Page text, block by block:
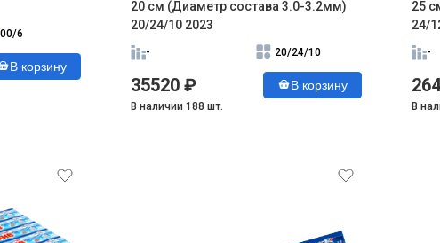
6
В корзину
20 см (Диаметр состава 3.0-3.2мм)
20/24/10 2023
- 20/24/10
35520 ₽ В корзину
В наличии 188 шт.
25
24/
-
В